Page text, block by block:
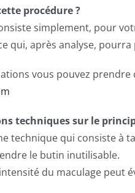
procédure ?
simplement, pour
qui, après analyse,
vous pouvez prendre
techniques sur le
technique qui consiste à
le butin inutilisable.
du maculage peut